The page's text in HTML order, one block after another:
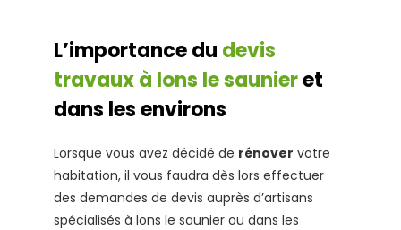
L’importance du devis
travaux à lons le saunieret
dans les environs
Lorsque vous avez décidé de rénover votre
habitation, il vous faudra dès lors effectuer
des demandes de devis auprès d’artisans
spécialisés à lons le saunier ou dans les